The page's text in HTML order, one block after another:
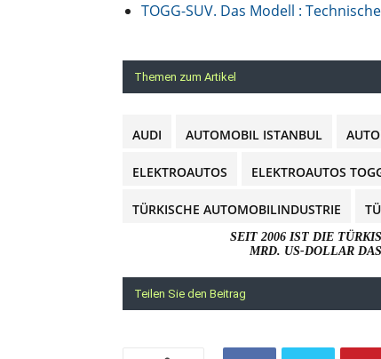
TOGG-SUV. Das Modell :
Themen zum Artikel
AUDI AUTOMOBIL ISTANBUL
ELEKTROAUTOS ELEKTROAUTOS
TÜRKISCHE AUTOMOBILINDUSTRIE
SEIT 2006 IST DIE
MRD. US-DOLLAR
Teilen Sie den Beitrag